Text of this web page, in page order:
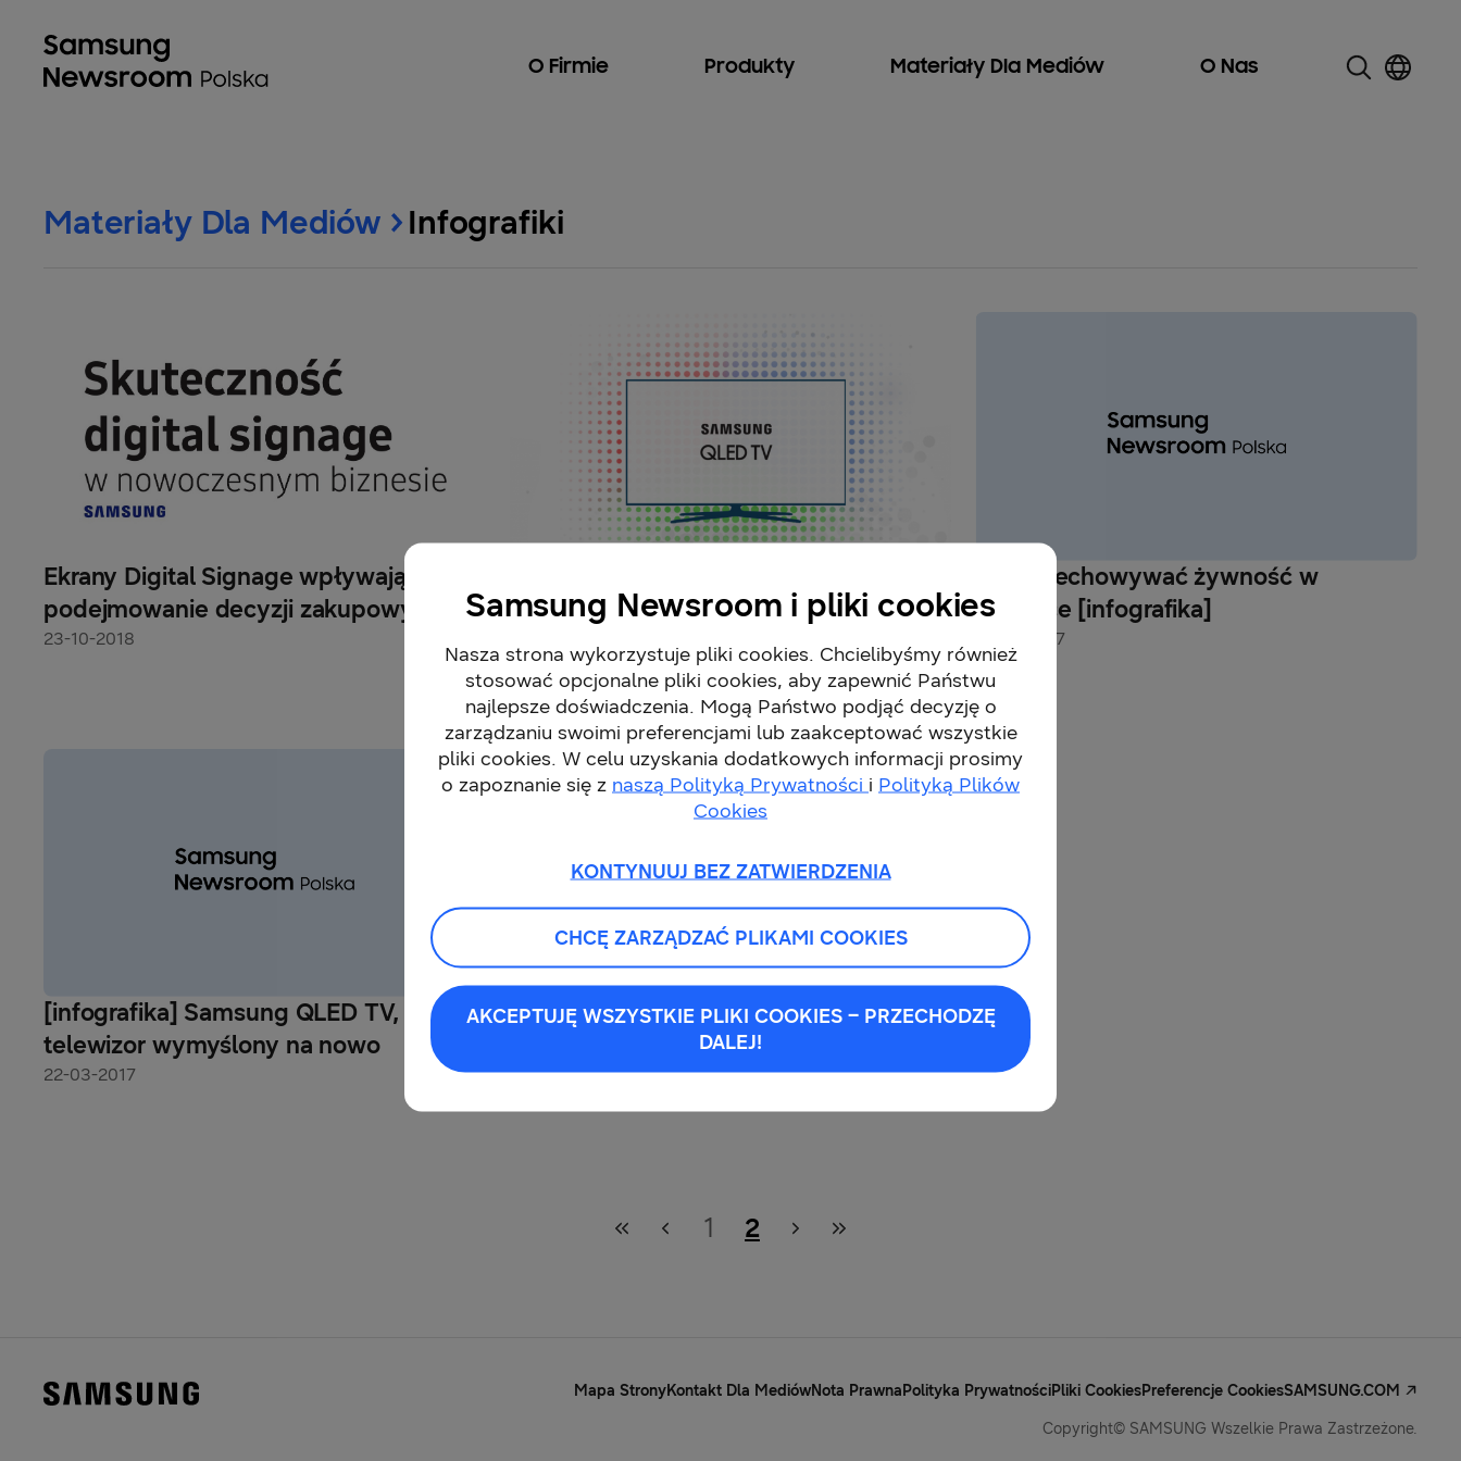
O Firmie Produkty Materiały Dla Mediów O Nas
Materiały Dla Mediów Infografiki
Ekrany Digital Signage wpływają na
podejmowanie decyzji zakupowych
23-10-2018
[infografika]
Jak przechowywać żywność w
lodówce [infografika]
31-07-2017
[infografika] Samsung QLED TV, czyli
telewizor wymyślony na nowo
22-03-2017
1 2
Mapa StronyKontakt Dla MediówNota Prawna Polityka PrywatnościPliki CookiesPreferencje CookiesSAMSUNG.COM
Copyright© SAMSUNG Wszelkie Prawa Zastrzeżone.
Samsung Newsroom i pliki cookies
Nasza strona wykorzystuje pliki cookies. Chcielibyśmy również
stosować opcjonalne pliki cookies, aby zapewnić Państwu
najlepsze doświadczenia. Mogą Państwo podjąć decyzję o
zarządzaniu swoimi preferencjami lub zaakceptować wszystkie
pliki cookies. W celu uzyskania dodatkowych informacji prosimy
o zapoznanie się z naszą Polityką Prywatności i Polityką Plików
Cookies
KONTYNUUJ BEZ ZATWIERDZENIA
CHCĘ ZARZĄDZAĆ PLIKAMI COOKIES
AKCEPTUJĘ WSZYSTKIE PLIKI COOKIES – PRZECHODZĘ
DALEJ!